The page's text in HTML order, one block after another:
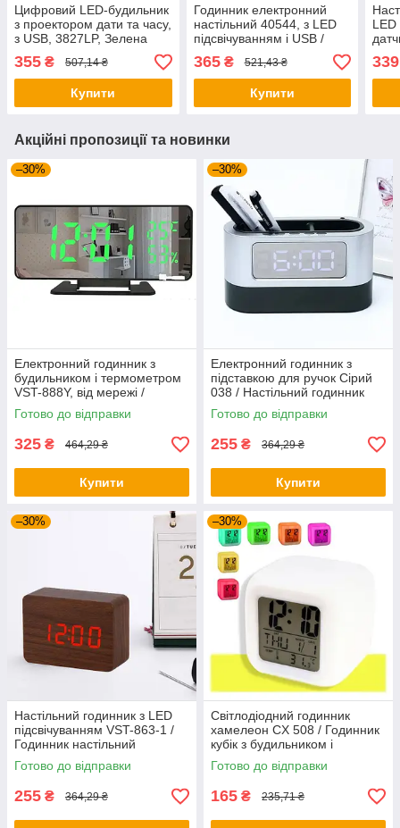
Цифровий LED-будильник
з проектором дати та часу,
з USB, 3827LP, Зелена
настільний годинник
355 ₴ 507,14 ₴
Купити
Годинник електронний
настільний 40544, з LED
підсвічуванням і USB /
Світлодіодний годинник з
будильником
365₴ 521,43 ₴
Купити
LED
339
Акційні пропозиції та новинки
–30%
Електронний годинник з
будильником і термометром
VST-888Y, від мережі /
Дзеркальний годинник із
зеленим LED підсвічуванням
Готово до відправки
325 ₴ 464,29 ₴
Купити
–30%
Електронний годинник з
підставкою для ручок Сірий
038 / Настільний годинник
підставка з USB
Готово до відправки
255 ₴ 364,29 ₴
Купити
–30%
Настільний годинник з LED
підсвічуванням VST-863-1 /
Годинник настільний
електронний
Готово до відправки
255 ₴ 364,29 ₴
–30%
Світлодіодний годинник
хамелеон CX 508 / Годинник
кубік з будильником і
термометром /
ЕлектроннийLED годинник-
Готово до відправки
165 ₴ 235,71 ₴